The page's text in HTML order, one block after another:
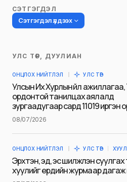
СЭТГЭГДЭЛ
Сэтгэгдэл үлдээх
Таны имэйл хаягийг
тэмдэглэсэн
Name
УЛС ТӨР, ДУУЛИАН
ОНЦЛОХ НИЙТЛЭЛ УЛС ТӨР
Улсын Их Хурлын үйл
ордонтой танилцах аялалд
зургаадугаар сард 11019 иргэн
08/07/2026
ОНЦЛОХ НИЙТЛЭЛ УЛС ТӨР
Эрхтэн, эд, эс шилжүүлэн
хуулийг ердийн журмаар